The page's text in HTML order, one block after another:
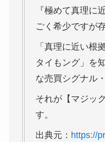
『極めて真理に
ごく希少ですが
「真理に近い根
タイもング」を
な売買シグナル
それが【マジッ
す。
出典元： https://